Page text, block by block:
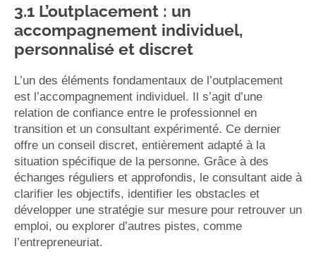
3.1 L’outplacement : un
accompagnement individuel,
personnalisé et discret
L’un des éléments fondamentaux de l’outplacement
est l’accompagnement individuel. Il s’agit d’une
relation de confiance entre le professionnel en
transition et un consultant expérimenté. Ce dernier
offre un conseil discret, entièrement adapté à la
situation spécifique de la personne. Grâce à des
échanges réguliers et approfondis, le consultant aide à
clarifier les objectifs, identifier les obstacles et
développer une stratégie sur mesure pour retrouver un
emploi, ou explorer d’autres pistes, comme
l’entrepreneuriat.